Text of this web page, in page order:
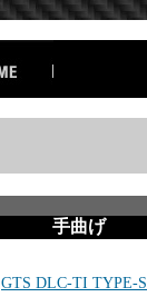
手曲げ
GTS DLC-TI TYPE-